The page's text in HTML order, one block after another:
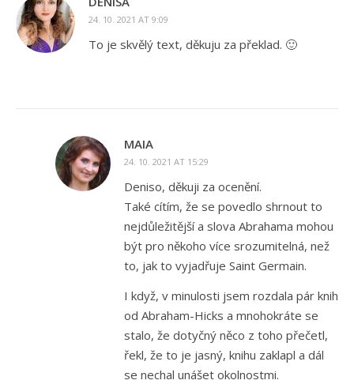
24. 10. 2021 AT 9:09
To je skvělý text, děkuju za překlad. 🙂
MAIA
24. 10. 2021 AT 15:29
Deniso, děkuji za ocenění.
Také cítím, že se povedlo shrnout to
nejdůležitější a slova Abrahama mohou
být pro někoho více srozumitelná, než
to, jak to vyjadřuje Saint Germain.
I když, v minulosti jsem rozdala pár knih
od Abraham-Hicks a mnohokráte se
stalo, že dotyčný něco z toho přečetl,
řekl, že to je jasný, knihu zaklapl a dál
se nechal unášet okolnostmi.